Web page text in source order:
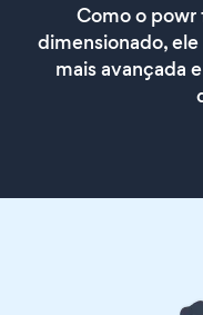
Como o powr
dimensionado,
mais avançada